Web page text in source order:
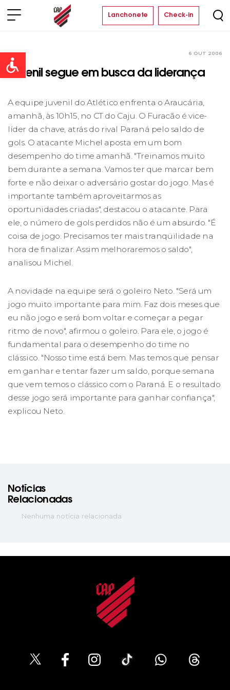
Open toolbar
Lanchonete Check-in
6 OUT 2006
Juvenil segue em busca da liderança
A equipe juvenil do Atlético enfrenta o Araucária,
amanhã, às 10h15, no CT do Caju. O Furacão é vice-
líder da chave, atrás do rival Paraná pelo saldo de
gols. O atacante Michel aposta em um bom
desempenho do time amanhã. "Treinamos muito
bem durante a semana. Vamos ter que marcar bem
forte e não deixar o adversário gostar do jogo. Mas é
importante também aproveitarmos as
oportunidades criadas", destacou o atacante. Para
ele, o número de gols perdidos não é um absurdo. "É
coisa de jogo. Precisamos ter mais tranqüilidade na
hora de finalizar. Assim melhoraremos o saldo",
analisou Michel.
A novidade na equipe será o goleiro Neto. "Será um
jogo muito importante para mim. Faz dois meses que
eu não jogo e será bom voltar e começar a pegar
ritmo de novo", afirmou o goleiro. Para ele, o jogo é
fundamental para o desempenho do time no
clássico. "Nosso time está bem. Mas temos que pensar
em ganhar e tentar fazer um saldo, porque semana
que vem temos o clássico com o Paraná. E o resultado
desse jogo será importante para ganhar confiança",
explicou Neto.
Notícias
Relacionadas
Nenhuma notícia relacionada